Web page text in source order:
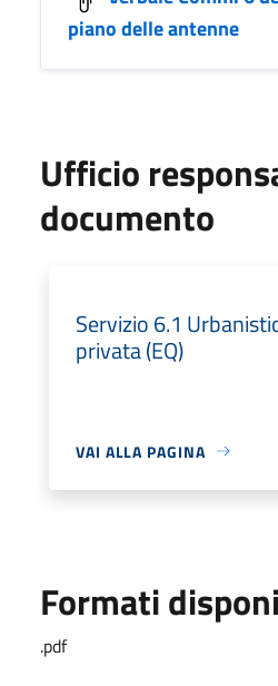
piano delle antenne
Ufficio
documento
Servizio 6.1
privata (EQ)
VAI ALLA PAGINA
Formati
.pdf